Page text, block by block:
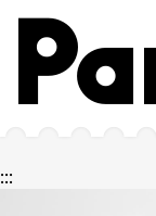
跳到主要內容區塊
網站導覽
:::